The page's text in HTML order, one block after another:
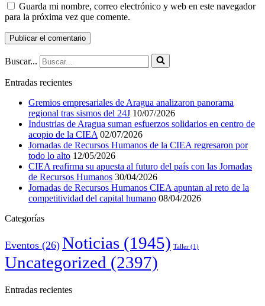
Guarda mi nombre, correo electrónico y web en este navegador
para la próxima vez que comente.
Buscar...
Entradas recientes
Gremios empresariales de Aragua analizaron panorama
regional tras sismos del 24J 10/07/2026
Industrias de Aragua suman esfuerzos solidarios en centro de
acopio de la CIEA 02/07/2026
Jornadas de Recursos Humanos de la CIEA regresaron por
todo lo alto 12/05/2026
CIEA reafirma su apuesta al futuro del país con las Jornadas
de Recursos Humanos 30/04/2026
Jornadas de Recursos Humanos CIEA apuntan al reto de la
competitividad del capital humano 08/04/2026
Categorías
Eventos (26) Noticias (1945) Taller (1)
Uncategorized (2397)
Entradas recientes